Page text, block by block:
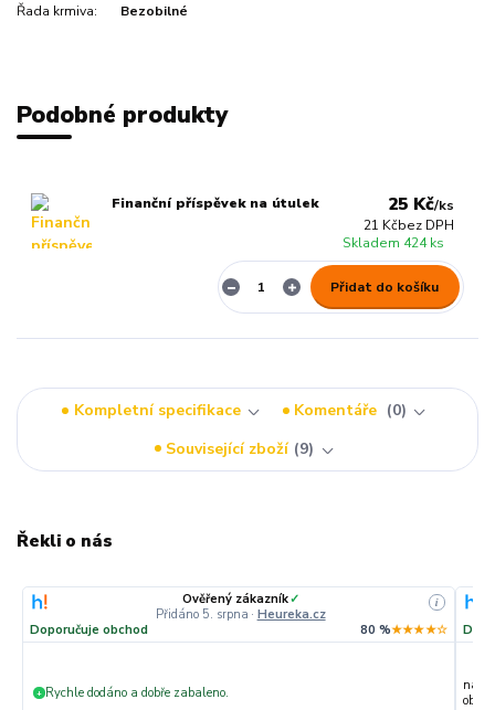
Řada krmiva:
Bezobilné
Podobné produkty
Finanční příspěvek na útulek 25 Kč/ks
21 Kčbez DPH
Skladem 424 ks
Přidat do košíku
Kompletní specifikace Komentáře
0
Související zboží 9
Řekli o nás
Ověřený zákazník✓
Přidáno 5. srpna · Heureka.cz
i
Doporučuje obchod 80 %★★★★☆
+ Rychle dodáno a dobře zabaleno.